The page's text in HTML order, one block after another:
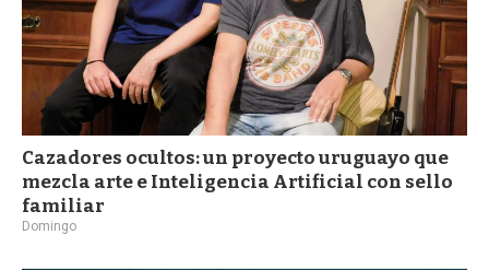
Cazadores ocultos: un proyecto uruguayo que
mezcla arte e Inteligencia Artificial con sello
familiar
Domingo